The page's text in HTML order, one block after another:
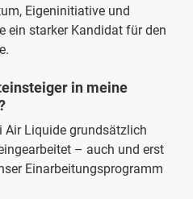
Eigeninitiative und
ein starker Kandidat für den
in meine
Air Liquide grundsätzlich
– auch und erst
Einarbeitungsprogramm